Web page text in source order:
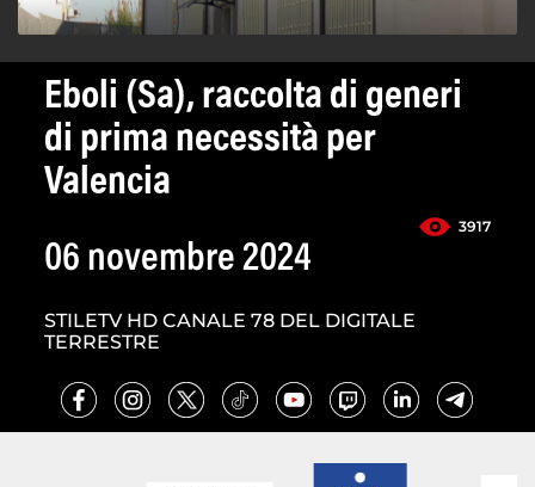
Eboli (Sa), raccolta di generi
di prima necessità per
Valencia
3917
06 novembre 2024
STILETV HD CANALE 78 DEL DIGITALE
TERRESTRE